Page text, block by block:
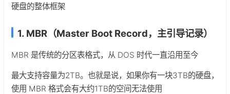
硬盘的整体框架
1. MBR（Master Boot Record，主引导记录）
MBR 是传统的分区表格式，从 DOS 时代一直沿用至今
最大支持容量为2TB。也就是说，如果你有一块3TB的硬盘，
使用 MBR 格式会有大约1TB的空间无法使用